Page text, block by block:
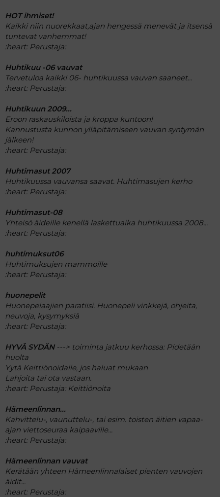
HOT ihmiset!
Kaikki niin nuorekkaat,ajan hengessä menevät ja itsensä
tuntevat vanhemmat!
:heart: Perustaja:
Huhtikuu -06 vauvat
Tervetuloa kaikki 06- huhtikuussa vauvan saaneet...
:heart: Perustaja:
Huhtikuun 2009...
Eroon raskauskiloista ja kroppa kuntoon!
Kannustusta kunnon ylläpitämiseen vauvan syntymän
jälkeen!
:heart: Perustaja:
Huhtimasut 2007
Huhtikuussa vauvansa saavat. Huhtimasujen kerho
:heart: Perustaja:
Huhtimasut-08
Yhteisö äideille kenellä laskettuaika huhtikuussa 2008...
:heart: Perustaja:
huhtimuksut06
Huhtimuksujen mammoille
:heart: Perustaja:
huonepelit
Huonepelaajien paratiisi. Huonepeli vinkkejä, ohjeita,
neuvoja, kysymyksiä
:heart: Perustaja:
HYVÄ SYDÄN---> toiminta jatkuu kerhossa: Pidetään
huolta
Yytä Keittiönoidalle, jos haluat mukaan
Lahjoita tai ota vastaan.
:heart: Perustaja: Keittiönoita
Hämeenlinnan...
Kahvittelu-, vaunuttelu-, tai esim. toisten äitien vapaa-
ajan viettoseuraa kaipaaville...
:heart: Perustaja:
Hämeenlinnan vauvat
Kerätään yhteen Hämeenlinnalaiset pienten vauvojen
äidit...
:heart: Perustaja: